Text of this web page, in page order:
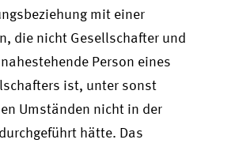
mit einer
die nicht Gesellschafter und
Person eines
ist, unter sonst
Umständen nicht in der
hätte. Das